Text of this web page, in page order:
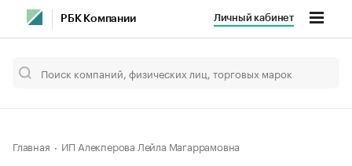
РБК Компании Личный кабинет
Главная ИП Алекперова Лейла Магаррамовна